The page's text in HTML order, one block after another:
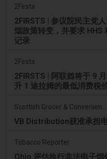
2Firsts
2FIRSTS | 参议院民主党
烟政策转变，并要求
记录
2Firsts
2FIRSTS | 阿联酋将于 9
升 1 迪拉姆的最低消费税
VB Distribution获准承担
Tobacco Reporter
Ohio 评估执行非法电子